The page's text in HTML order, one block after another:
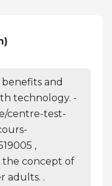
)
and
technology. -
centre-test-
,
the concept of
adults. .